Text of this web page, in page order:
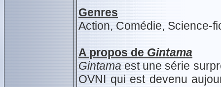
Genres
Action, Comédie, Science-
A propos de Gintama
Gintama est une série
OVNI qui est devenu